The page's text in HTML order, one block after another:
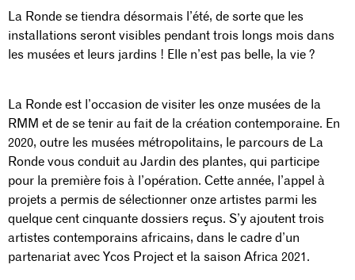
La Ronde se tiendra désormais l’été, de sorte que les
installations seront visibles pendant trois longs mois dans
les musées et leurs jardins ! Elle n’est pas belle, la vie ?
La Ronde est l’occasion de visiter les onze musées de la
RMM et de se tenir au fait de la création contemporaine. En
2020, outre les musées métropolitains, le parcours de La
Ronde vous conduit au Jardin des plantes, qui participe
pour la première fois à l’opération. Cette année, l’appel à
projets a permis de sélectionner onze artistes parmi les
quelque cent cinquante dossiers reçus. S’y ajoutent trois
artistes contemporains africains, dans le cadre d’un
partenariat avec Ycos Project et la saison Africa 2021.